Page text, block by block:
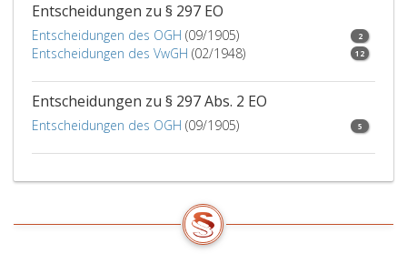
beide
Stellen
selben
Person
Rechts
Entscheidungen zu § 297 EO
Entscheidungen des OGH (09/1905) 2
Entscheidungen des VwGH (02/1948) 12
Entscheidungen zu § 297 Abs. 2 EO
Entscheidungen des OGH (09/1905) 5